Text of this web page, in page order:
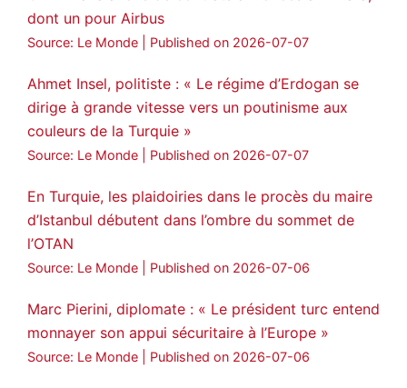
dont un pour Airbus
Source: Le Monde Published on 2026-07-07
Ahmet Insel, politiste : « Le régime d’Erdogan se
dirige à grande vitesse vers un poutinisme aux
couleurs de la Turquie »
Source: Le Monde Published on 2026-07-07
En Turquie, les plaidoiries dans le procès du maire
d’Istanbul débutent dans l’ombre du sommet de
l’OTAN
Source: Le Monde Published on 2026-07-06
Marc Pierini, diplomate : « Le président turc entend
monnayer son appui sécuritaire à l’Europe »
Source: Le Monde Published on 2026-07-06